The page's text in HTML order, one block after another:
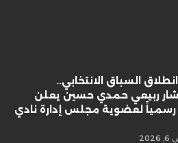
السباق الانتخابي..
ربيعي حمدي حسين يعلن
لعضوية مجلس إدارة نادي